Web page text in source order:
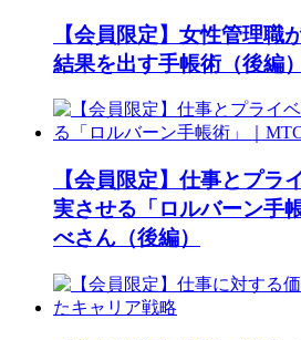
【会員限定】女性管理職
結果を出す手帳術（後編）
【会員限定】仕事とプラ
実させる「ロルバーン手
べさん（後編）